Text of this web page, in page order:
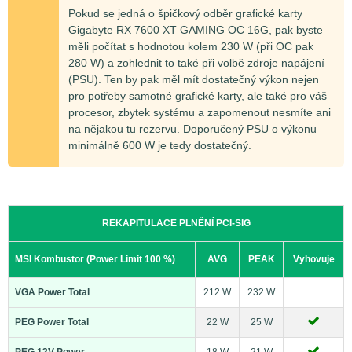
Pokud se jedná o špičkový odběr grafické karty
Gigabyte RX 7600 XT GAMING OC 16G, pak byste
měli počítat s hodnotou kolem 230 W (při OC pak
280 W) a zohlednit to také při volbě zdroje napájení
(PSU). Ten by pak měl mít dostatečný výkon nejen
pro potřeby samotné grafické karty, ale také pro váš
procesor, zbytek systému a zapomenout nesmíte ani
na nějakou tu rezervu. Doporučený PSU o výkonu
minimálně 600 W je tedy dostatečný.
REKAPITULACE PLNĚNÍ PCI-SIG
MSI Kombustor (Power Limit 100 %) AVG PEAK Vyhovuje
VGA Power Total 212 W 232 W
PEG Power Total 22 W 25 W